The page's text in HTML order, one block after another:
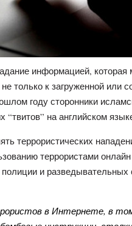
информацией,
только к загруженной или
году сторонники
“твитов” на английском
террористических
террористами
и разведывательных
в Интернете, в